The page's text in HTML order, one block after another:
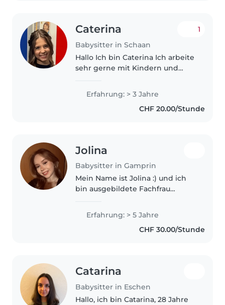
Caterina
Babysitter in Schaan
1
Hallo Ich bin Caterina Ich arbeite
sehr gerne mit Kindern und
2 kleine Geschwister, meine
Erfahrung: > 3 Jahre
CHF 20.00/Stunde
Jolina
Babysitter in Gamprin
Mein Name ist Jolina :) und ich
bin ausgebildete Fachfrau
Kinder). Im Sommer 2026 habe
ich meine Berufsmatura mit
Schwerpunkt Gesundheit und
Erfahrung: > 5 Jahre
CHF 30.00/Stunde
Catarina
Babysitter in Eschen
Hallo, ich bin Catarina, 28 Jahre